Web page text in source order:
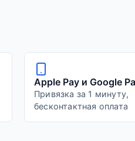
Apple Pay и Google
Привязка за 1 минуту,
бесконтактная оплата